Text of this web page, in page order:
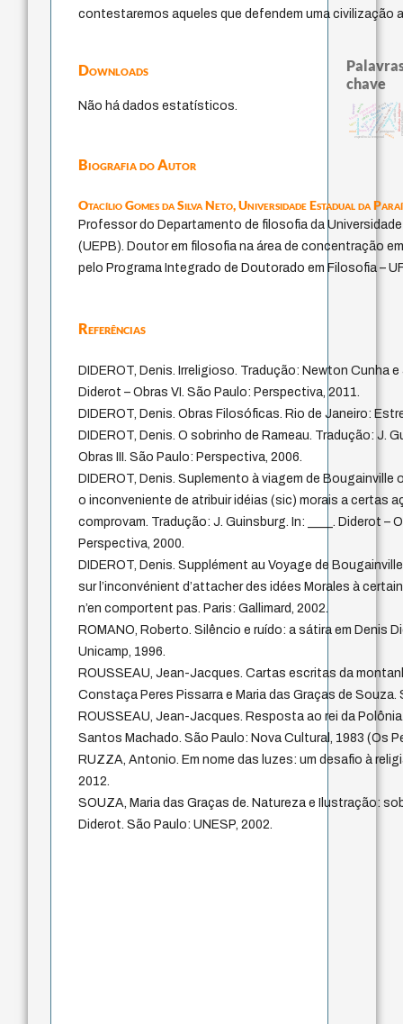
contestaremos aqueles que defendem uma civilização
Downloads
Não há dados estatísticos.
Biografia do Autor
Otacílio Gomes da Silva Neto,Universidade Estadual da
Professor do Departamento de filosofia da
(UEPB). Doutor em filosofia na área de concentração
pelo Programa Integrado de Doutorado em Filosofia –
Referências
DIDEROT, Denis. Irreligioso. Tradução: Newton Cunha e
Diderot – Obras VI. São Paulo: Perspectiva, 2011.
DIDEROT, Denis. Obras Filosóficas. Rio de Janeiro:
DIDEROT, Denis. O sobrinho de Rameau. Tradução: J.
Obras III. São Paulo: Perspectiva, 2006.
DIDEROT, Denis. Suplemento à viagem de Bougainville
o inconveniente de atribuir idéias (sic) morais a certas
comprovam. Tradução: J. Guinsburg. In: ____. Diderot –
Perspectiva, 2000.
DIDEROT, Denis. Supplément au Voyage de
sur l’inconvénient d’attacher des idées Morales à
n’en comportent pas. Paris: Gallimard, 2002.
ROMANO, Roberto. Silêncio e ruído: a sátira em Denis
Unicamp, 1996.
ROUSSEAU, Jean-Jacques. Cartas escritas da
Constaça Peres Pissarra e Maria das Graças de Souza.
ROUSSEAU, Jean-Jacques. Resposta ao rei da
Santos Machado. São Paulo: Nova Cultural, 1983 (Os
RUZZA, Antonio. Em nome das luzes: um desafio à
2012.
SOUZA, Maria das Graças de. Natureza e Ilustração:
Diderot. São Paulo: UNESP, 2002.
chave
fundamentalismo
jacobi
protágoras
experiência temporal
metafísica do tempo
género
idade
intolerância
history of philosophy identidade nacionalfilosofias indígenas
filosofia brasileira
j.c.m. neto
palavra
perdón
leyes
violencia
logos
pedagogia
lei
desejo
sacrifício external relations
mind
therapy